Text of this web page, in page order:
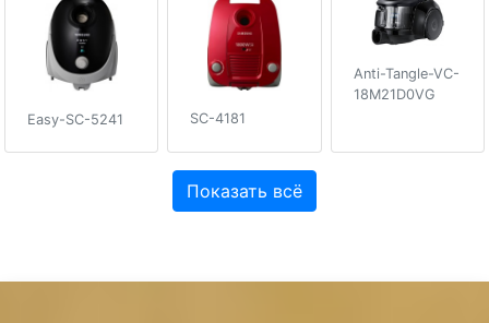
Easy-SC-5241 SC-4181
Anti-Tangle-VC-
18M21D0VG
Показать всё